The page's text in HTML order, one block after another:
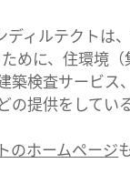
ディルテクトは
めに、住環境
築検査サービス
の提供をしてい
のホームページ